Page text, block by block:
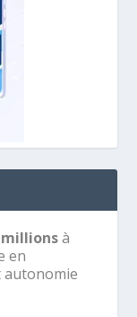
millionsà
en
autonomie